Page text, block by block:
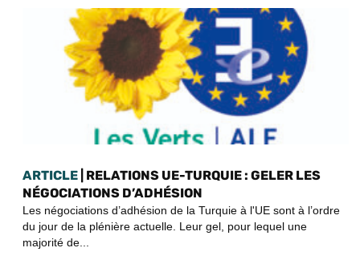
ARTICLE | RELATIONS UE-TURQUIE : GELER LES
NÉGOCIATIONS D’ADHÉSION
Les négociations d’adhésion de la Turquie à l'UE sont à l’ordre
du jour de la plénière actuelle. Leur gel, pour lequel une
majorité de...